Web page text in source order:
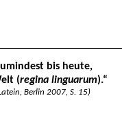
bis heute,
(regina linguarum).“
Berlin 2007, S. 15)